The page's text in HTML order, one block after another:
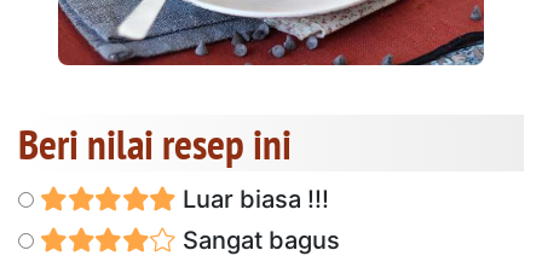
Beri nilai resep ini
Luar biasa !!!
Sangat bagus